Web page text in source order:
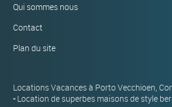
Qui sommes nous
Contact
Plan du site
Locations Vacances à Porto Vecchioen,
-Location de superbes maisons de style